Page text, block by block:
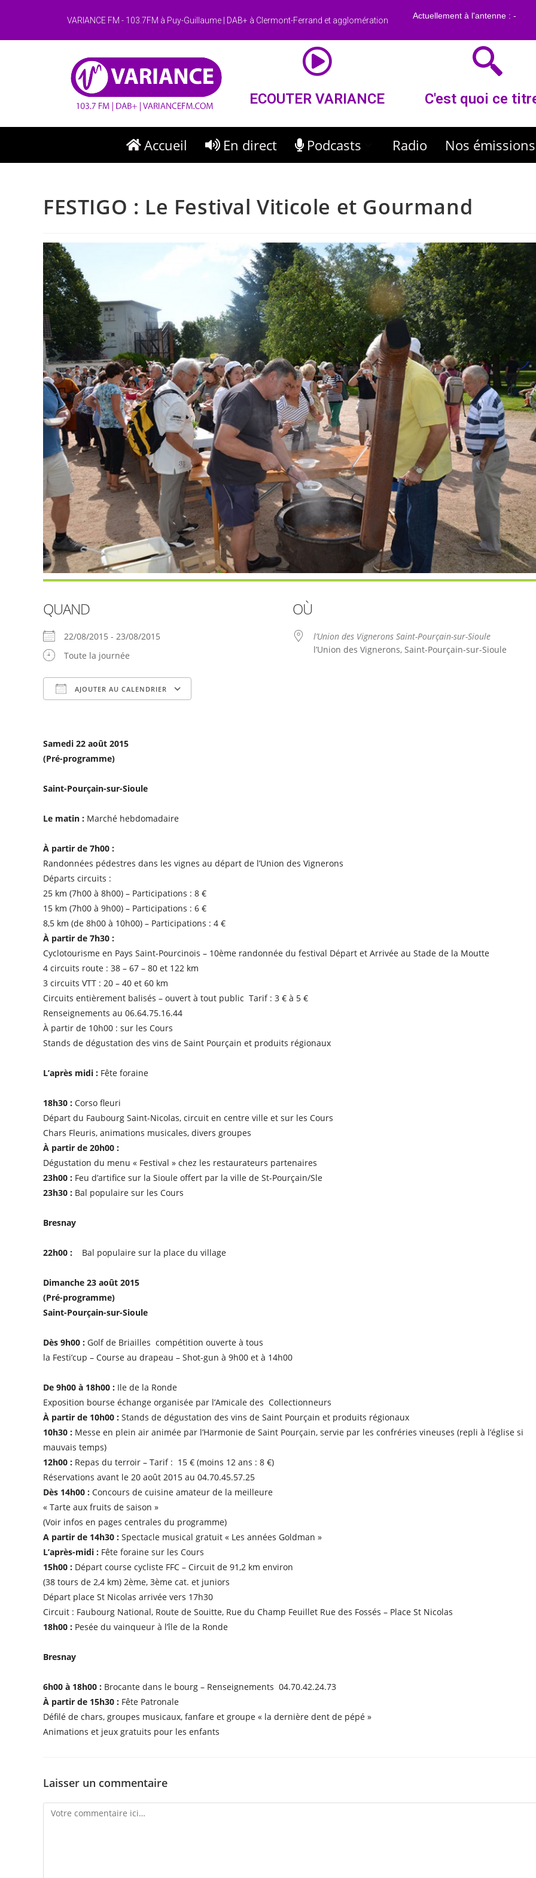
VARIANCE FM - 103.7FM à Puy-Guillaume | DAB+ à Clermont-Ferrand et agglomération
ECOUTER VARIANCE C'est quoi ce
Accueil En direct Podcasts Radio Nos émissions
FESTIGO : Le Festival Viticole et Gourmand
QUAND
22/08/2015 - 23/08/2015
Toute la journée
AJOUTER AU CALENDRIER
OÙ
l’Union des Vignerons Saint-Pourçain-sur-Sioule
l’Union des Vignerons, Saint-Pourçain-sur-Sioule
Samedi 22 août 2015
(Pré-programme)
Saint-Pourçain-sur-Sioule
Le matin : Marché hebdomadaire
À partir de 7h00 :
Randonnées pédestres dans les vignes au départ de l’Union des Vignerons
Départs circuits :
25 km (7h00 à 8h00) – Participations : 8 €
15 km (7h00 à 9h00) – Participations : 6 €
8,5 km (de 8h00 à 10h00) – Participations : 4 €
À partir de 7h30 :
Cyclotourisme en Pays Saint-Pourcinois – 10ème randonnée du festival Départ et Arrivée au Stade de la Moutte
4 circuits route : 38 – 67 – 80 et 122 km
3 circuits VTT : 20 – 40 et 60 km
Circuits entièrement balisés – ouvert à tout public Tarif : 3 € à 5 €
Renseignements au 06.64.75.16.44
À partir de 10h00 : sur les Cours
Stands de dégustation des vins de Saint Pourçain et produits régionaux
L’après midi : Fête foraine
18h30 : Corso fleuri
Départ du Faubourg Saint-Nicolas, circuit en centre ville et sur les Cours
Chars Fleuris, animations musicales, divers groupes
À partir de 20h00 :
Dégustation du menu « Festival » chez les restaurateurs partenaires
23h00 : Feu d’artifice sur la Sioule offert par la ville de St-Pourçain/Sle
23h30 : Bal populaire sur les Cours
Bresnay
22h00 : Bal populaire sur la place du village
Dimanche 23 août 2015
(Pré-programme)
Saint-Pourçain-sur-Sioule
Dès 9h00 : Golf de Briailles compétition ouverte à tous
la Festi’cup – Course au drapeau – Shot-gun à 9h00 et à 14h00
De 9h00 à 18h00 : Ile de la Ronde
Exposition bourse échange organisée par l’Amicale des Collectionneurs
À partir de 10h00 : Stands de dégustation des vins de Saint Pourçain et produits régionaux
10h30 : Messe en plein air animée par l’Harmonie de Saint Pourçain, servie par les confréries vineuses (repli à l’église si
mauvais temps)
12h00 : Repas du terroir – Tarif : 15 € (moins 12 ans : 8 €)
Réservations avant le 20 août 2015 au 04.70.45.57.25
Dès 14h00 : Concours de cuisine amateur de la meilleure
« Tarte aux fruits de saison »
(Voir infos en pages centrales du programme)
A partir de 14h30 : Spectacle musical gratuit « Les années Goldman »
L’après-midi : Fête foraine sur les Cours
15h00 : Départ course cycliste FFC – Circuit de 91,2 km environ
(38 tours de 2,4 km) 2ème, 3ème cat. et juniors
Départ place St Nicolas arrivée vers 17h30
Circuit : Faubourg National, Route de Souitte, Rue du Champ Feuillet Rue des Fossés – Place St Nicolas
18h00 : Pesée du vainqueur à l’île de la Ronde
Bresnay
6h00 à 18h00 : Brocante dans le bourg – Renseignements 04.70.42.24.73
À partir de 15h30 : Fête Patronale
Défilé de chars, groupes musicaux, fanfare et groupe « la dernière dent de pépé »
Animations et jeux gratuits pour les enfants
Laisser un commentaire